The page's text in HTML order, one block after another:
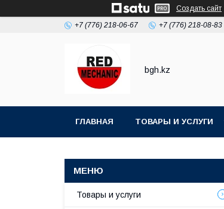
Создать сайт
+7 (776) 218-06-67 +7 (776) 218-08-83
bgh.kz
ГЛАВНАЯ ТОВАРЫ И УСЛУГИ
Товары и услуги